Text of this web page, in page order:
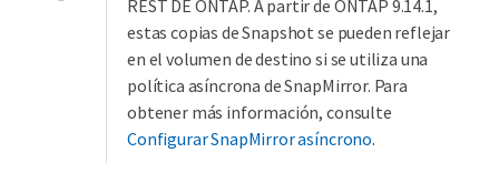
REST DE ONTAP. A partir de ONTAP 9.14.1,
estas copias de Snapshot se pueden reflejar
en el volumen de destino si se utiliza una
política asíncrona de SnapMirror. Para
obtener más información, consulte
Configurar SnapMirror asíncrono.